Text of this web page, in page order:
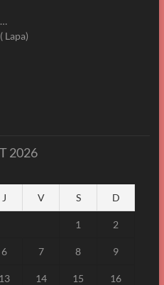
Lapa)
2026
J V S D
1 2
6 7 8 9
13 14 15 16